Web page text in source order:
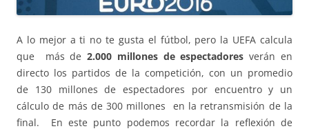
A lo mejor a ti no te gusta el fútbol, pero la UEFA calcula
que más de2.000 millones de espectadores verán en
directo los partidos de la competición, con un promedio
de 130 millones de espectadores por encuentro y un
cálculo de más de 300 millones en la retransmisión de la
final. En este punto podemos recordar la reflexión de